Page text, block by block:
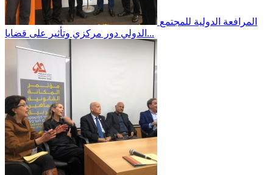
المرافعة الدولية للمجتمع
الدولي دور مركزي وتأثير على قضايا...